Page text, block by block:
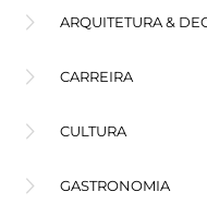
ARQUITETURA &
CARREIRA
CULTURA
GASTRONOMIA